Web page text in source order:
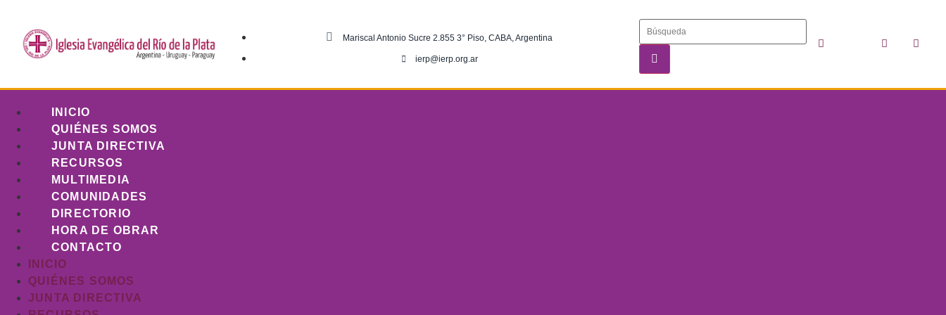
Mariscal Antonio Sucre 2.855 3° Piso, CABA, Argentina
ierp@ierp.org.ar
INICIO
QUIÉNES SOMOS
JUNTA DIRECTIVA
RECURSOS
MULTIMEDIA
COMUNIDADES
DIRECTORIO
HORA DE OBRAR
CONTACTO
INICIO
QUIÉNES SOMOS
JUNTA DIRECTIVA